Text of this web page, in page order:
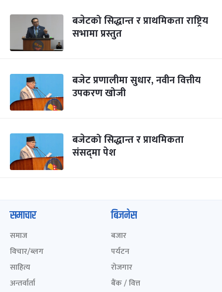
बजेटको सिद्धान्त र प्राथमिकता राष्ट्रिय
सभामा प्रस्तुत
बजेट प्रणालीमा सुधार, नवीन वित्तीय
उपकरण खोजी
बजेटको सिद्धान्त र प्राथमिकता
संसद्‌मा पेश
समाचार
समाज
विचार/ब्लग
साहित्य
अन्तर्वार्ता
बिजनेस
बजार
पर्यटन
रोजगार
बैंक / वित्त